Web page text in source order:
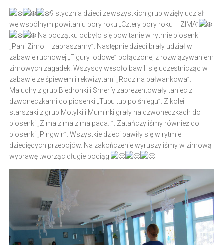
9 stycznia dzieci ze wszystkich grup wzięły udział
we wspólnym powitaniu pory roku „Cztery pory roku – ZIMA”
Na początku odbyło się powitanie w rytmie piosenki
„Pani Zimo – zapraszamy”. Następnie dzieci brały udział w
zabawie ruchowej „Figury lodowe” połączonej z rozwiązywaniem
zimowych zagadek. Wszyscy wesoło bawili się uczestnicząc w
zabawie ze śpiewem i rekwizytami „Rodzina bałwankowa”.
Maluchy z grup Biedronki i Smerfy zaprezentowały taniec z
dzwoneczkami do piosenki „Tupu tup po śniegu”. Z kolei
starszaki z grup Motylki i Muminki grały na dzwoneczkach do
piosenki „Zima zima zima pada…”. Zatańczyliśmy również do
piosenki „Pingwin”. Wszystkie dzieci bawiły się w rytmie
dziecięcych przebojów. Na zakończenie wyruszyliśmy w zimową
wyprawę tworząc długie pociągi